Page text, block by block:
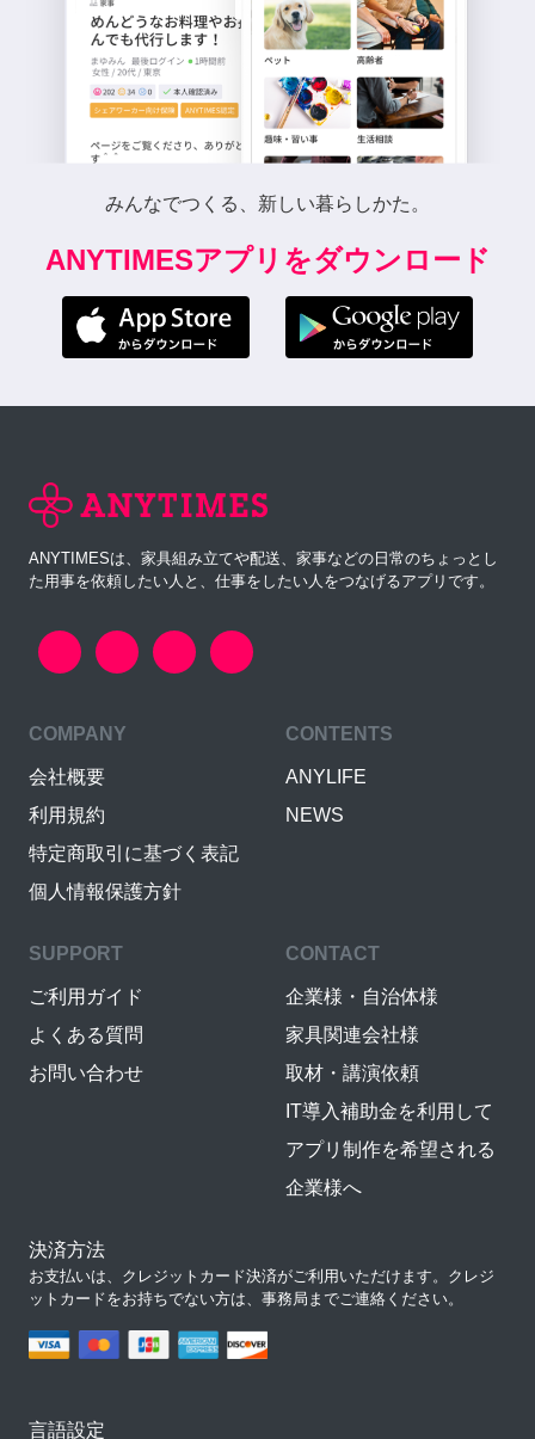
みんなでつくる、新しい暮らしかた。
ANYTIMESアプリをダウンロード
ANYTIMESは、家具組み立てや配送、家事などの日常のちょっとし
た用事を依頼したい人と、仕事をしたい人をつなげるアプリです。
COMPANY
会社概要
利用規約
特定商取引に基づく表記
個人情報保護方針
CONTENTS
ANYLIFE
NEWS
SUPPORT
ご利用ガイド
よくある質問
お問い合わせ
CONTACT
企業様・自治体様
家具関連会社様
取材・講演依頼
IT導入補助金を利用して
アプリ制作を希望される
企業様へ
決済方法
お支払いは、クレジットカード決済がご利用いただけます。クレジ
ットカードをお持ちでない方は、事務局までご連絡ください。
言語設定